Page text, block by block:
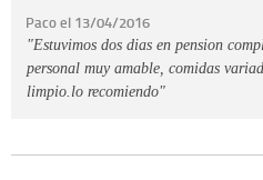
Paco el 13/04/2016
"Estuvimos dos dias en pension
personal muy amable, comidas
limpio.lo recomiendo"